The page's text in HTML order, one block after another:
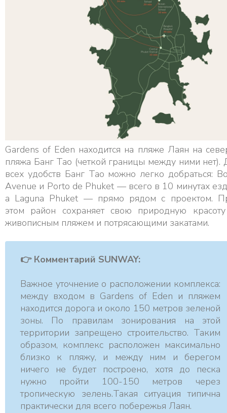
Gardens of Eden находится на пляже Лаян на
пляжа Банг Тао (четкой границы между ними нет).
всех удобств Банг Тао можно легко добраться:
Avenue и Porto de Phuket — всего в 10 минутах
а Laguna Phuket — прямо рядом с проектом.
этом район сохраняет свою природную
живописным пляжем и потрясающими закатами.
👉 Комментарий SUNWAY:
Важное уточнение о расположении комплекса:
между входом в Gardens of Eden и пляжем
находится дорога и около 150 метров зеленой
зоны. По правилам зонирования на этой
территории запрещено строительство. Таким
образом, комплекс расположен максимально
близко к пляжу, и между ним и берегом
ничего не будет построено, хотя до песка
нужно пройти 100-150 метров через
тропическую зелень.Такая ситуация типична
практически для всего побережья Лаян.